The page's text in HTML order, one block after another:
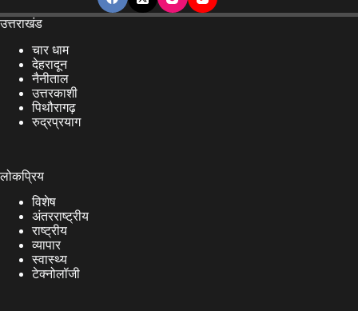
उत्तराखंड
चार धाम
देहरादून
नैनीताल
उत्तरकाशी
पिथौरागढ़
रुद्रप्रयाग
लोकप्रिय
विशेष
अंतरराष्ट्रीय
राष्ट्रीय
व्यापार
स्वास्थ्य
टेक्नोलॉजी